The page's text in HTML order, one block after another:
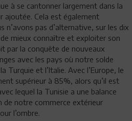
à se cantonner largement dans la
ajoutée. Cela est également
pas d’alternative, sur les dix
mieux connaître et exploiter son
par la conquête de nouveaux
avec les pays où notre solde
Turquie et l’Italie. Avec l’Europe, le
supérieur à 85%, alors qu’il est
lequel la Tunisie a une balance
de notre commerce extérieur
l’ombre.